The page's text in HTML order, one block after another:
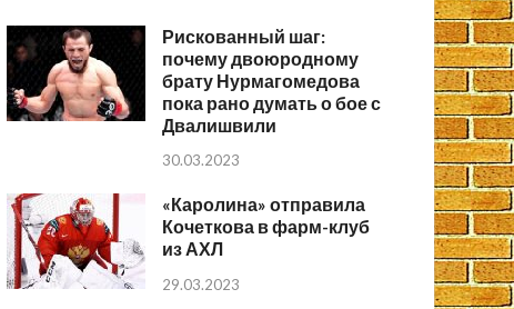
Рискованный шаг:
почему двоюродному
брату Нурмагомедова
пока рано думать о бое с
Двалишвили
30.03.2023
«Каролина» отправила
Кочеткова в фарм-клуб
из АХЛ
29.03.2023